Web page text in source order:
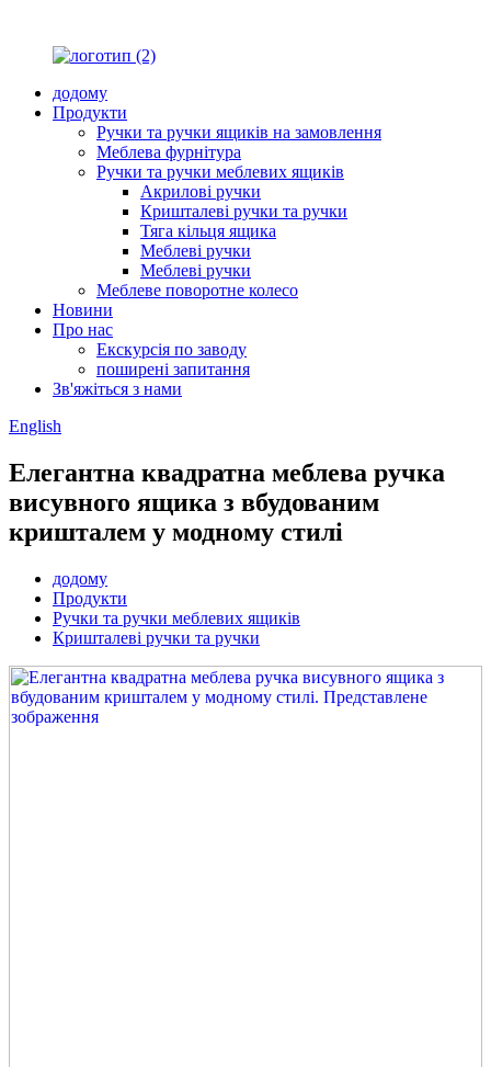
додому
Продукти
Ручки та ручки ящиків на замовлення
Меблева фурнітура
Ручки та ручки меблевих ящиків
Акрилові ручки
Кришталеві ручки та ручки
Тяга кільця ящика
Меблеві ручки
Меблеві ручки
Меблеве поворотне колесо
Новини
Про нас
Екскурсія по заводу
поширені запитання
Зв'яжіться з нами
English
Елегантна квадратна меблева ручка
висувного ящика з вбудованим
кришталем у модному стилі
додому
Продукти
Ручки та ручки меблевих ящиків
Кришталеві ручки та ручки